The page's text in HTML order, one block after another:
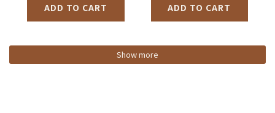
ADD TO CART ADD TO CART
Show more